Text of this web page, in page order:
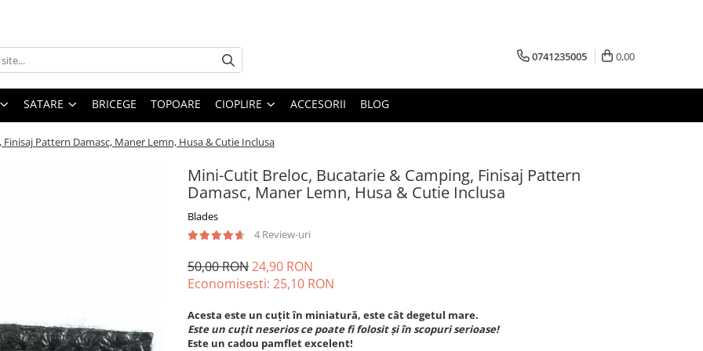
0741235005 0,00
SATARE BRICEGE TOPOARE CIOPLIRE ACCESORII BLOG
Pattern Damasc, Maner Lemn, Husa & Cutie Inclusa
Mini-Cutit Breloc, Bucatarie & Camping, Finisaj Pattern
Damasc, Maner Lemn, Husa & Cutie Inclusa
Blades
4 Review-uri
50,00 RON24,90 RON
Economisesti: 25,10 RON
Acesta este un cuțit în miniatură, este cât degetul mare.
Este un cuțit neserios ce poate fi folosit și în scopuri serioase!
Este un cadou pamflet excelent!